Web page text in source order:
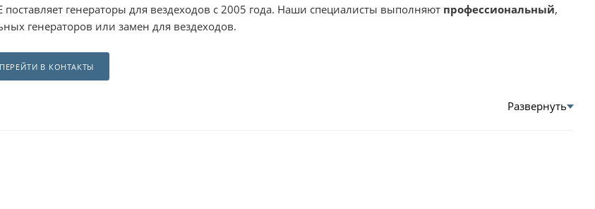
генераторы для вездеходов с 2005 года. Наши специалисты выполняют профессиональный,
генераторов или замен для вездеходов.
ПЕРЕЙТИ В КОНТАКТЫ